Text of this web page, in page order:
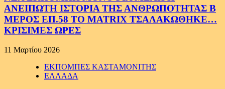
ΑΝΕΙΠΩΤΗ ΙΣΤΟΡΙΑ ΤΗΣ ΑΝΘΡΩΠΟΤΗΤΑΣ Β
ΜΕΡΟΣ ΕΠ.58 ΤΟ MATRIX ΤΣΑΛΑΚΩΘΗΚΕ…
ΚΡΙΣΙΜΕΣ ΩΡΕΣ
11 Μαρτίου 2026
ΕΚΠΟΜΠΕΣ ΚΑΣΤΑΜΟΝΙΤΗΣ
ΕΛΛΑΔΑ